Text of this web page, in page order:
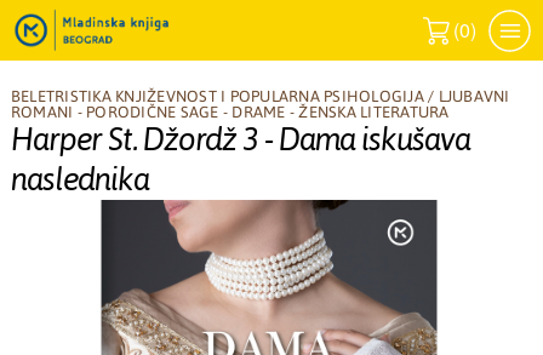
(0)
BELETRISTIKA KNJIŽEVNOST I POPULARNA PSIHOLOGIJA / LJUBAVNI
ROMANI - PORODIČNE SAGE - DRAME - ŽENSKA LITERATURA
Harper St. Džordž 3 - Dama iskušava
naslednika